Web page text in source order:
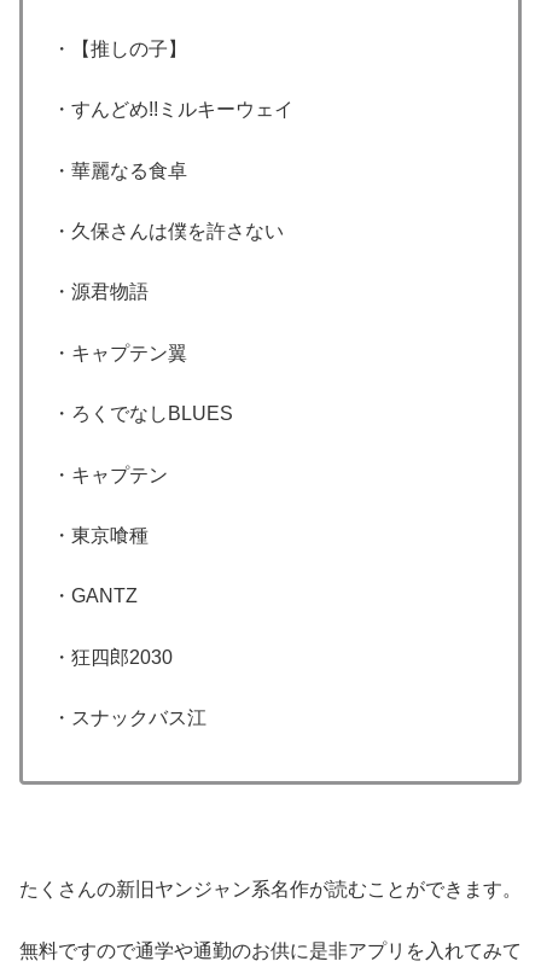
・【推しの子】
・すんどめ!!ミルキーウェイ
・華麗なる食卓
・久保さんは僕を許さない
・源君物語
・キャプテン翼
・ろくでなしBLUES
・キャプテン
・東京喰種
・GANTZ
・狂四郎2030
・スナックバス江
たくさんの新旧ヤンジャン系名作が読むことができます。
無料ですので通学や通勤のお供に是非アプリを入れてみて